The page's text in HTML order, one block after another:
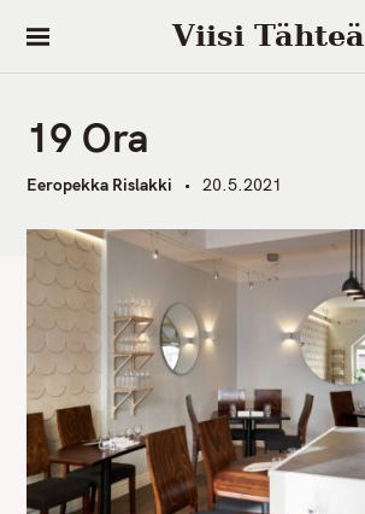
i
Viisi Tähteä
19 Ora
Eeropekka Rislakki 20.5.2021